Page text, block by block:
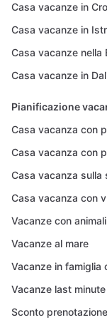
Casa vacanze in
Casa vacanze in
Casa vacanze nella
Casa vacanze in
Pianificazione
Casa vacanza con
Casa vacanza con
Casa vacanza sulla
Casa vacanza con
Vacanze con
Vacanze al mare
Vacanze in famiglia
Vacanze last minute
Sconto